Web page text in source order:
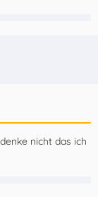
nicht das ich